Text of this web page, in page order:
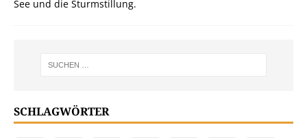
See und die Sturmstillung.
SCHLAGWÖRTER